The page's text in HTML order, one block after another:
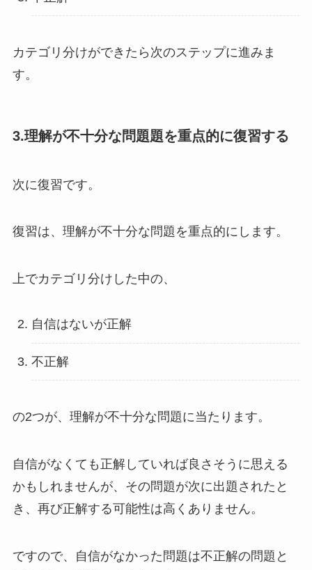
カテゴリ分けができたら次のステップに進みま
す。
3.理解が不十分な問題題を重点的に復習する
次に復習です。
復習は、理解が不十分な問題を重点的にします。
上でカテゴリ分けした中の、
自信はないが正解
不正解
の2つが、理解が不十分な問題に当たります。
自信がなくても正解していれば良さそうに思える
かもしれませんが、その問題が次に出題されたと
き、再び正解する可能性は高くありません。
ですので、自信がなかった問題は不正解の問題と